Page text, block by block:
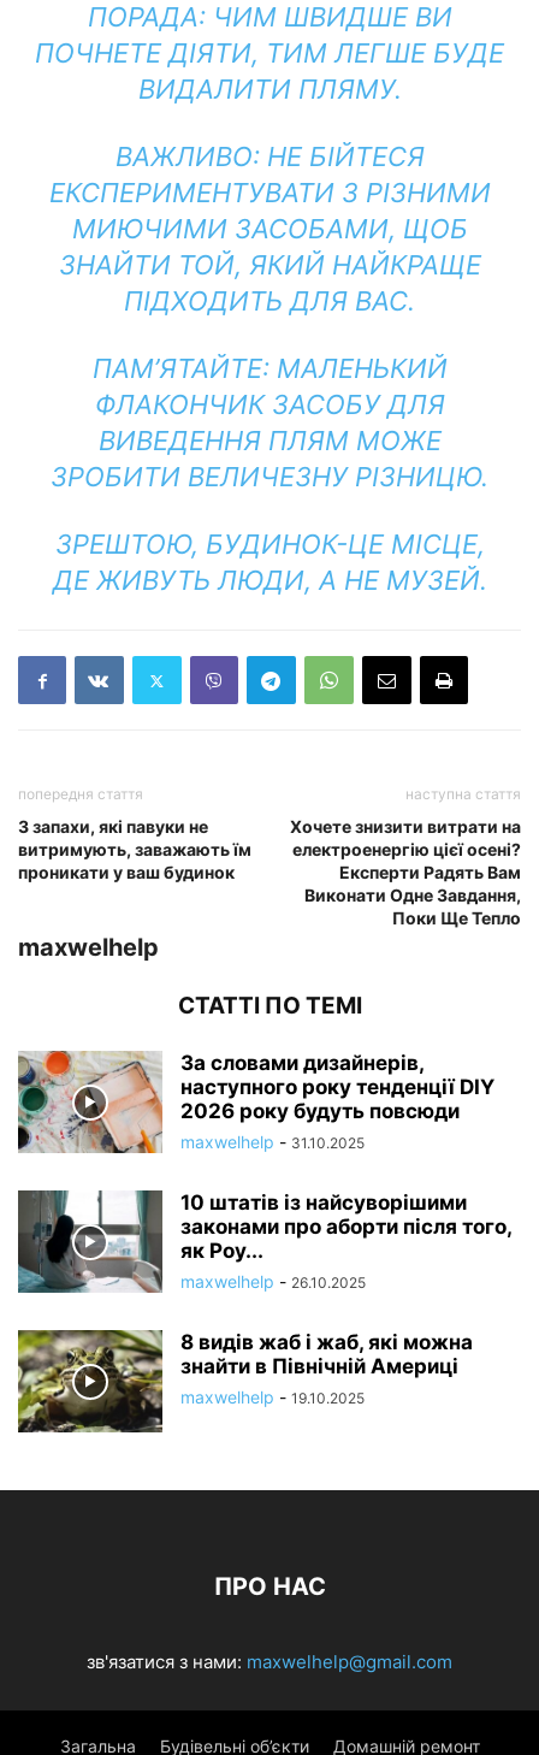
ПОРАДА: ЧИМ ШВИДШЕ ВИ
ПОЧНЕТЕ ДІЯТИ, ТИМ ЛЕГШЕ БУДЕ
ВИДАЛИТИ ПЛЯМУ.
ВАЖЛИВО: НЕ БІЙТЕСЯ
ЕКСПЕРИМЕНТУВАТИ З РІЗНИМИ
МИЮЧИМИ ЗАСОБАМИ, ЩОБ
ЗНАЙТИ ТОЙ, ЯКИЙ НАЙКРАЩЕ
ПІДХОДИТЬ ДЛЯ ВАС.
ПАМ’ЯТАЙТЕ: МАЛЕНЬКИЙ
ФЛАКОНЧИК ЗАСОБУ ДЛЯ
ВИВЕДЕННЯ ПЛЯМ МОЖЕ
ЗРОБИТИ ВЕЛИЧЕЗНУ РІЗНИЦЮ.
ЗРЕШТОЮ, БУДИНОК-ЦЕ МІСЦЕ,
ДЕ ЖИВУТЬ ЛЮДИ, А НЕ МУЗЕЙ.
попередня стаття
3 запахи, які павуки не
витримують, заважають їм
проникати у ваш будинок
наступна стаття
Хочете знизити витрати на
електроенергію цієї осені?
Експерти Радять Вам
Виконати Одне Завдання,
Поки Ще Тепло
maxwelhelp
СТАТТІ ПО ТЕМІ
За словами дизайнерів,
наступного року тенденції DIY
2026 року будуть повсюди
maxwelhelp - 31.10.2025
10 штатів із найсуворішими
законами про аборти після того,
як Роу...
maxwelhelp - 26.10.2025
8 видів жаб і жаб, які можна
знайти в Північній Америці
maxwelhelp - 19.10.2025
ПРО НАС
зв'язатися з нами: maxwelhelp@gmail.com
Загальна Будівельні об’єкти Домашній ремонт